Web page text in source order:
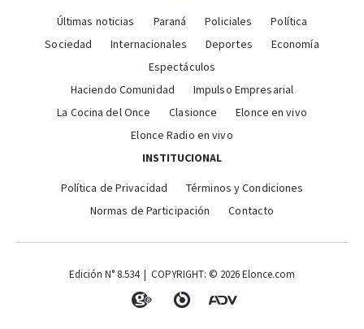
Últimas noticias Paraná Policiales
Política
Sociedad
Internacionales Deportes
Economía
Espectáculos
Haciendo Comunidad
Impulso Empresarial
La Cocina del Once
Clasionce
Elonce en vivo
Elonce Radio en vivo
INSTITUCIONAL
Política de Privacidad
Términos y Condiciones
Normas de Participación
Contacto
Edición N° 8.534 | COPYRIGHT: © 2026 Elonce.com